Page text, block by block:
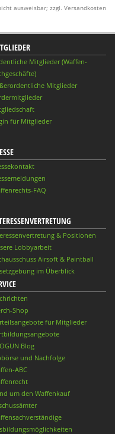
ausweisbar; zzgl. Versandkosten
Mitglieder (Waffen-
Mitglieder
für Mitglieder
FAQ
& Positionen
Lobbyarbeit
Airsoft & Paintball
im Überblick
Shop
für Mitglieder
Blog
und Nachfolge
ABC
um den Waffenkauf